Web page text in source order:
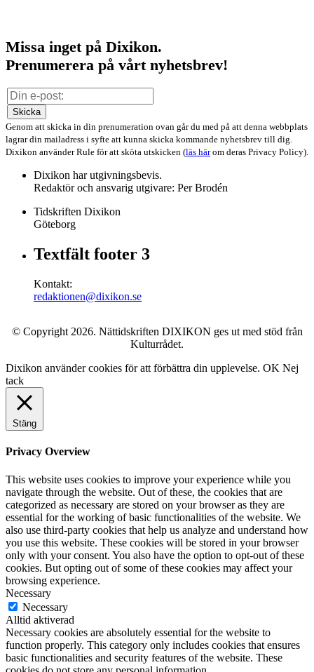
Missa inget på Dixikon.
Prenumerera på vårt nyhetsbrev!
Skicka
Genom att skicka in din prenumeration ovan går du med på att denna webbplats
lagrar din mailadress i syfte att kunna skicka kommande nyhetsbrev till dig.
Dixikon använder Rule för att sköta utskicken (läs härom deras Privacy Policy).
Dixikon har utgivningsbevis.
Redaktör och ansvarig utgivare: Per Brodén
Tidskriften Dixikon
Göteborg
Textfält footer 3
Kontakt:
redaktionen@dixikon.se
© Copyright 2026. Nättidskriften DIXIKON ges ut med stöd från
Kulturrådet.
Dixikon använder cookies för att förbättra din upplevelse. OK Nej
tack
Stäng
Privacy Overview
This website uses cookies to improve your experience while you
navigate through the website. Out of these, the cookies that are
categorized as necessary are stored on your browser as they are
essential for the working of basic functionalities of the website. We
also use third-party cookies that help us analyze and understand how
you use this website. These cookies will be stored in your browser
only with your consent. You also have the option to opt-out of these
cookies. But opting out of some of these cookies may affect your
browsing experience.
Necessary
Necessary
Alltid aktiverad
Necessary cookies are absolutely essential for the website to
function properly. This category only includes cookies that ensures
basic functionalities and security features of the website. These